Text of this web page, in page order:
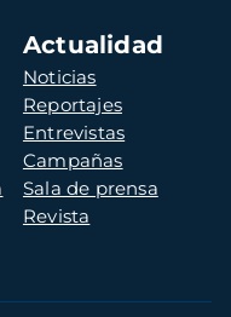
Actualidad
Noticias
Reportajes
Entrevistas
Campañas
Sala de prensa
Revista